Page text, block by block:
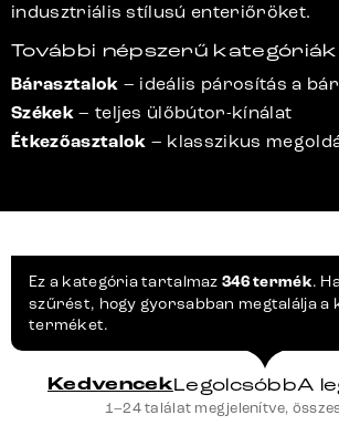
indusztriális stílusú enteriőröket.
További népszerű
Bárasztalok – ideális párosítás a
Székek – teljes ülőbútor-kínálat
Étkezőasztalok – klasszikus
Ez a kategória tartalmaz 346 termék.
szűrést, hogy gyorsabban megtalálja a
terméket.
KedvencekLegolcsóbbA
1–24 találat megjelenítve,